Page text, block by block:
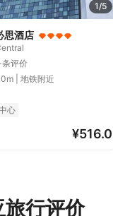
1/5
思酒店
条评价
| 地铁附近
心
¥516.0
行评价